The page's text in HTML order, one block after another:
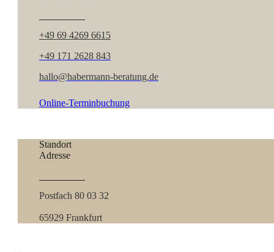
+49 69 4269 6615
+49 171 2628 843
hallo@habermann-beratung.de
Online-Terminbuchung
Standort
Adresse
Postfach 80 03 32
65929 Frankfurt